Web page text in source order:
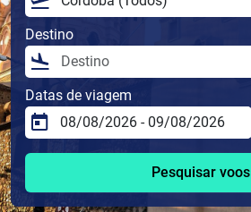
Destino
Datas de viagem
Pesquisar voos